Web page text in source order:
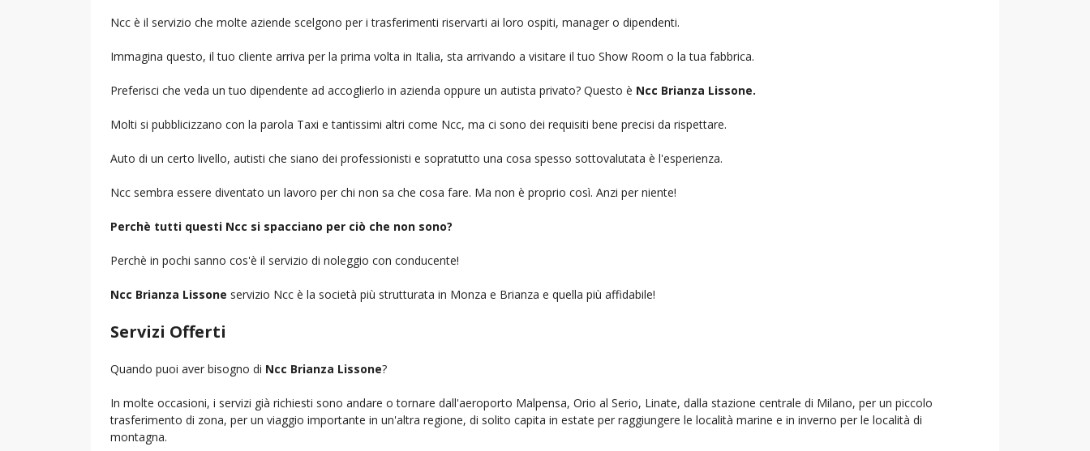
Ncc è il servizio che molte aziende scelgono per i trasferimenti riservarti ai loro ospiti, manager o dipendenti.
Immagina questo, il tuo cliente arriva per la prima volta in Italia, sta arrivando a visitare il tuo Show Room o la tua fabbrica.
Preferisci che veda un tuo dipendente ad accoglierlo in azienda oppure un autista privato? Questo è Ncc Brianza Lissone.
Molti si pubblicizzano con la parola Taxi e tantissimi altri come Ncc, ma ci sono dei requisiti bene precisi da rispettare.
Auto di un certo livello, autisti che siano dei professionisti e sopratutto una cosa spesso sottovalutata è l'esperienza.
Ncc sembra essere diventato un lavoro per chi non sa che cosa fare. Ma non è proprio così. Anzi per niente!
Perchè tutti questi Ncc si spacciano per ciò che non sono?
Perchè in pochi sanno cos'è il servizio di noleggio con conducente!
Ncc Brianza Lissone servizio Ncc è la società più strutturata in Monza e Brianza e quella più affidabile!
Servizi Offerti
Quando puoi aver bisogno di Ncc Brianza Lissone?
In molte occasioni, i servizi già richiesti sono andare o tornare dall'aeroporto Malpensa, Orio al Serio, Linate, dalla stazione centrale di Milano, per un piccolo
trasferimento di zona, per un viaggio importante in un'altra regione, di solito capita in estate per raggiungere le località marine e in inverno per le località di
montagna.